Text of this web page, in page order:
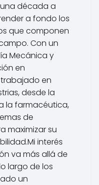
década a
a fondo los
que componen
Con un
Mecánica y
en
en
desde la
la farmacéutica,
de
maximizar su
interés
va más allá de
largo de los
un